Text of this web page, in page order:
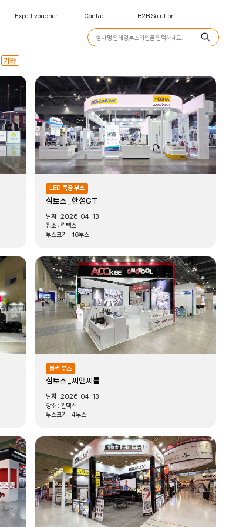
Export voucher Contact B2B Solution
기타
LED 목공 부스
심토스_한성GT
날짜 : 2026-04-13
장소 : 킨텍스
부스크기 : 16부스
블럭 부스
심토스_씨앤씨툴
날짜 : 2026-04-13
장소 : 킨텍스
부스크기 : 4부스